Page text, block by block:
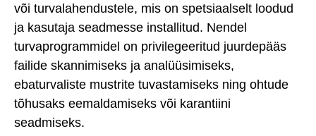
või turvalahendustele, mis on spetsiaalselt loodud
ja kasutaja seadmesse installitud. Nendel
turvaprogrammidel on privilegeeritud juurdepääs
failide skannimiseks ja analüüsimiseks,
ebaturvaliste mustrite tuvastamiseks ning ohtude
tõhusaks eemaldamiseks või karantiini
seadmiseks.